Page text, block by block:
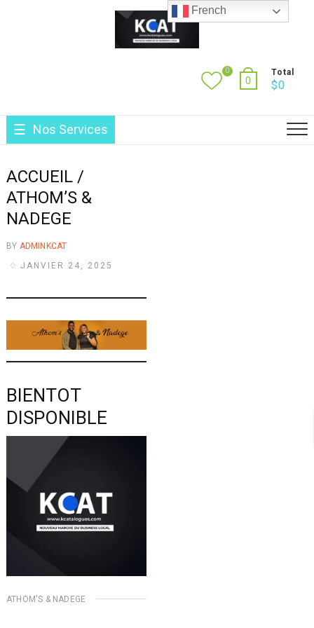
0
0
Total
$0
Nos Services
ACCUEIL /
ATHOM’S &
NADEGE
BY ADMINKCAT
JANVIER 24, 2025
BIENTOT
DISPONIBLE
ATHOM'S & NADEGE
French